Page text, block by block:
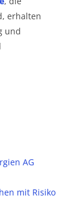
erhalten
und
AG
mit Risiko